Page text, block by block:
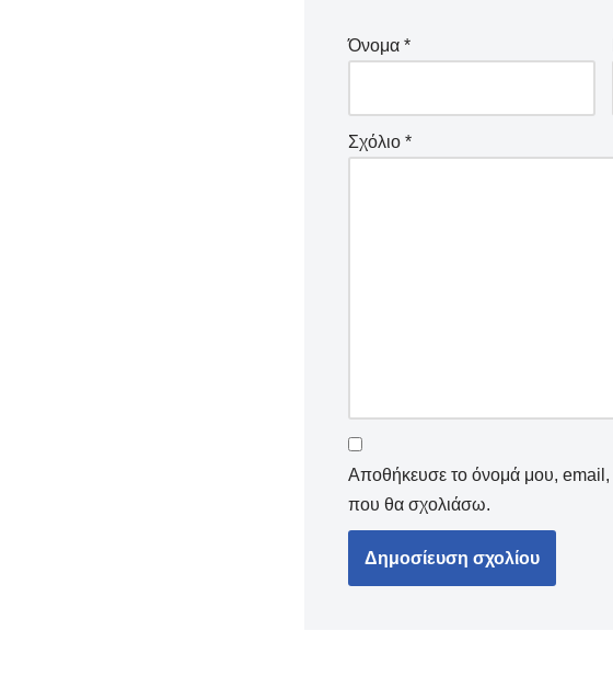
Όνομα *
Σχόλιο *
Αποθήκευσε το όνομά μου, email,
που θα σχολιάσω.